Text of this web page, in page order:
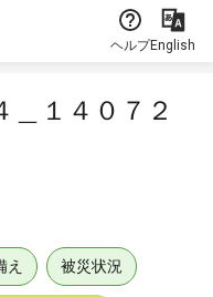
ヘルプEnglish
＿１４０７２
え 被災状況